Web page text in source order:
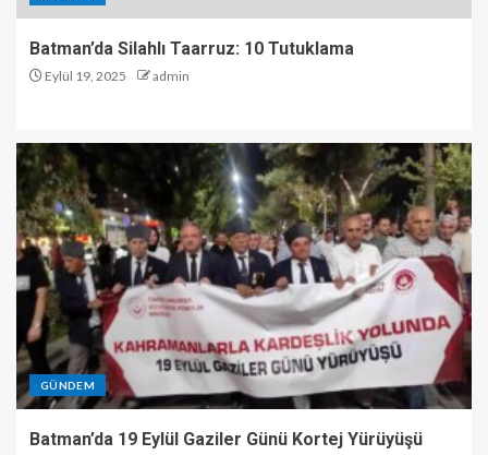
Batman’da Silahlı Taarruz: 10 Tutuklama
Eylül 19, 2025 admin
GÜNDEM
Batman’da 19 Eylül Gaziler Günü Kortej Yürüyüşü